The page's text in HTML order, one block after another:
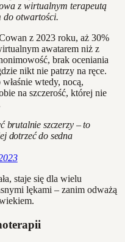
z wirtualnym terapeutą
do otwartości.
z 2023 roku, aż 30%
awatarem niż z
brak oceniania
nikt nie patrzy na ręce.
wtedy, nocą,
na szczerość, której nie
brutalnie szczerzy – to
dotrzeć do sedna
staje się dla wielu
lękami – zanim odważą